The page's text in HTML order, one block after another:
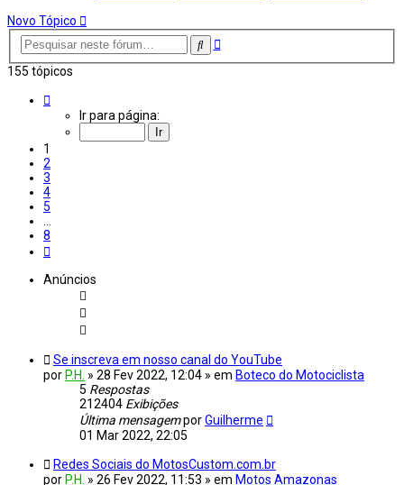
Novo Tópico
Pesquisar
Pesquisa
155 tópicos
Ir para página:
1
2
3
4
5
…
8
Anúncios
Se inscreva em nosso canal do YouTube
por P.H. » 28 Fev 2022, 12:04 » em Boteco do Motociclista
5 Respostas
212404 Exibições
Última mensagemporGuilherme
01 Mar 2022, 22:05
Redes Sociais do MotosCustom.com.br
por P.H. » 26 Fev 2022, 11:53 » em Motos Amazonas